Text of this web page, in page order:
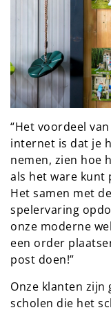
“Het voordeel
internet is dat je
nemen, zien hoe
als het ware kunt
Het samen met
spelervaring
onze moderne
een order
post doen!”
Onze klanten zijn
scholen die het